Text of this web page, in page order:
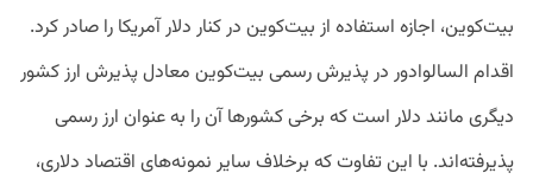
بیت‌کوین، اجازه استفاده از بیت‌کوین در کنار دلار آمریکا را صادر کرد.
اقدام السالوادور در پذیرش رسمی بیت‌کوین معادل پذیرش ارز کشور
دیگری مانند دلار است که برخی کشورها آن را به عنوان ارز رسمی
پذیرفته‌اند. با این تفاوت که برخلاف سایر نمونه‌های اقتصاد دلاری،